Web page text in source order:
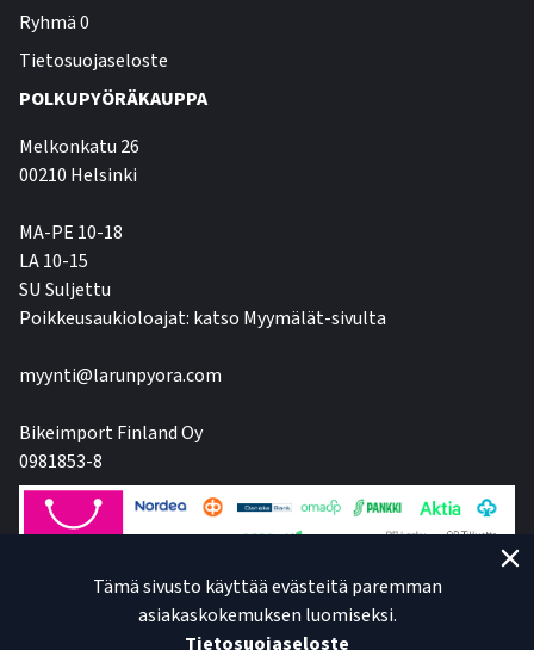
Ryhmä 0
Tietosuojaseloste
POLKUPYÖRÄKAUPPA
Melkonkatu 26
00210 Helsinki
MA-PE 10-18
LA 10-15
SU Suljettu
Poikkeusaukioloajat: katso Myymälät-sivulta
myynti@larunpyora.com
Bikeimport Finland Oy
0981853-8
Tämä sivusto käyttää evästeitä paremman
asiakaskokemuksen luomiseksi.
Tietosuojaseloste